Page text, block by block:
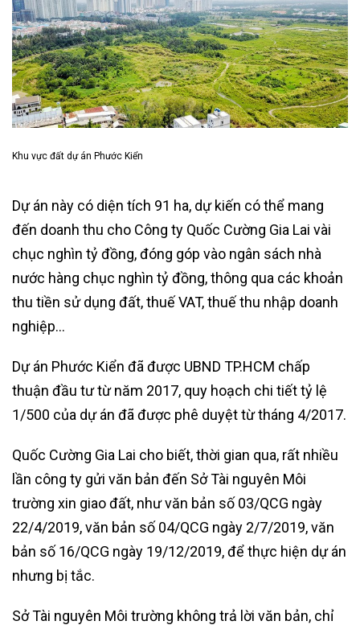
Khu vực đất dự án Phước Kiển
Dự án này có diện tích 91 ha, dự kiến có thể mang
đến doanh thu cho Công ty Quốc Cường Gia Lai vài
chục nghìn tỷ đồng, đóng góp vào ngân sách nhà
nước hàng chục nghìn tỷ đồng, thông qua các khoản
thu tiền sử dụng đất, thuế VAT, thuế thu nhập doanh
nghiệp…
Dự án Phước Kiển đã được UBND TP.HCM chấp
thuận đầu tư từ năm 2017, quy hoạch chi tiết tỷ lệ
1/500 của dự án đã được phê duyệt từ tháng 4/2017.
Quốc Cường Gia Lai cho biết, thời gian qua, rất nhiều
lần công ty gửi văn bản đến Sở Tài nguyên Môi
trường xin giao đất, như văn bản số 03/QCG ngày
22/4/2019, văn bản số 04/QCG ngày 2/7/2019, văn
bản số 16/QCG ngày 19/12/2019, để thực hiện dự án
nhưng bị tắc.
Sở Tài nguyên Môi trường không trả lời văn bản, chỉ